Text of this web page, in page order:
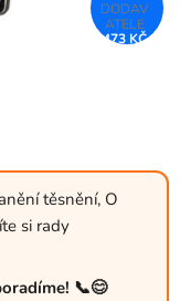
těsnění, O
si rady
📞😊
473 KČ